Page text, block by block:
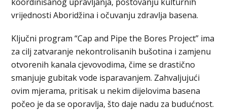
vrijednosti Aboridžina i očuvanju zdravlja basena.
Ključni program “Cap and Pipe the Bores Project” ima
za cilj zatvaranje nekontrolisanih bušotina i zamjenu
otvorenih kanala cjevovodima, čime se drastično
smanjuje gubitak vode isparavanjem. Zahvaljujući
ovim mjerama, pritisak u nekim dijelovima basena
počeo je da se oporavlja, što daje nadu za budućnost.